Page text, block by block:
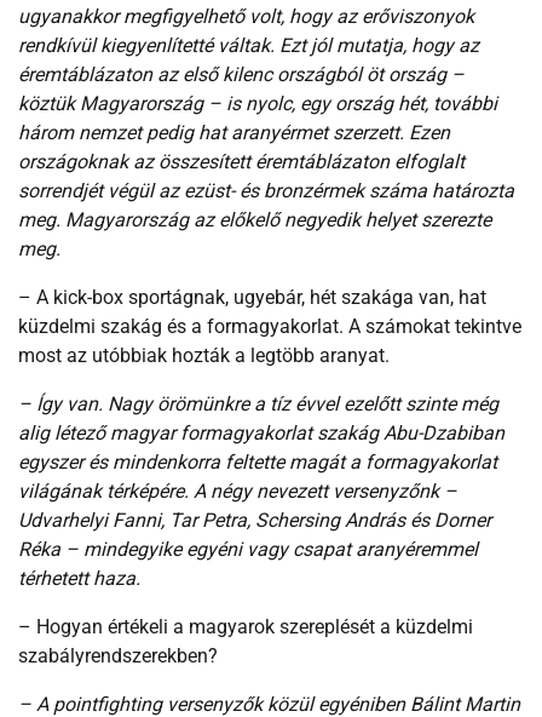
ugyanakkor megfigyelhető volt, hogy az erőviszonyok
rendkívül kiegyenlítetté váltak. Ezt jól mutatja, hogy az
éremtáblázaton az első kilenc országból öt ország –
köztük Magyarország – is nyolc, egy ország hét, további
három nemzet pedig hat aranyérmet szerzett. Ezen
országoknak az összesített éremtáblázaton elfoglalt
sorrendjét végül az ezüst- és bronzérmek száma határozta
meg. Magyarország az előkelő negyedik helyet szerezte
meg.
– A kick-box sportágnak, ugyebár, hét szakága van, hat
küzdelmi szakág és a formagyakorlat. A számokat tekintve
most az utóbbiak hozták a legtöbb aranyat.
– Így van. Nagy örömünkre a tíz évvel ezelőtt szinte még
alig létező magyar formagyakorlat szakág Abu-Dzabiban
egyszer és mindenkorra feltette magát a formagyakorlat
világának térképére. A négy nevezett versenyzőnk –
Udvarhelyi Fanni, Tar Petra, Schersing András és Dorner
Réka – mindegyike egyéni vagy csapat aranyéremmel
térhetett haza.
– Hogyan értékeli a magyarok szereplését a küzdelmi
szabályrendszerekben?
– A pointfighting versenyzők közül egyéniben Bálint Martin